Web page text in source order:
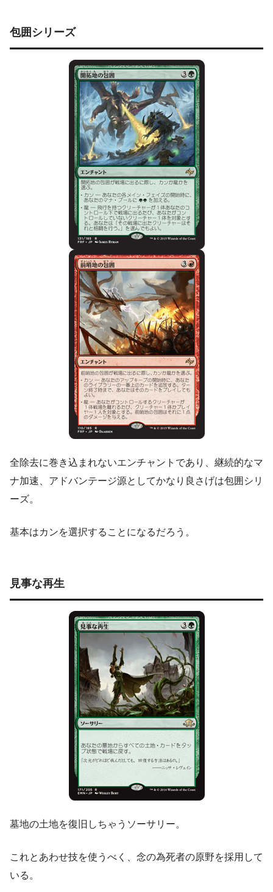
包囲シリーズ
全除去に巻き込まれないエンチャントであり、継続的なマ
ナ加速、アドバンテージ源としてかなり良さげは包囲シリ
ーズ。
基本はカンを選択することになるだろう。
見事な再生
墓地の土地を復旧しちゃうソーサリー。
これとあわせ技を使うべく、念の為死者の原野を採用して
いる。